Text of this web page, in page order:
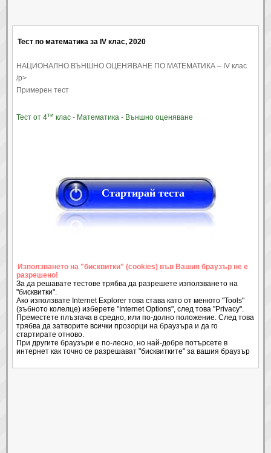
Тест по математика за IV клас, 2020
НАЦИОНАЛНО ВЪНШНО ОЦЕНЯВАНЕ ПО МАТЕМАТИКА – IV клас
/p>
Примерен тест
Тест от 4ти клас - Математика - Външно оценяване
Стартирай теста
Използването на "бисквитки" (cookies) във Вашия браузър не е
разрешено!
За да решавате тестове трябва да разрешете използването на
"бисквитки".
Ако използвате Internet Explorer това става като от менюто "Tools"
(зъбното колелце) изберете "Internet Options", след това "Privacy".
Преместете плъзгача в средно, или по-долно положение. След това
трябва да затворите всички прозорци на браузъра и да го
стартирате отново.
При другите браузъри е по-лесно, но най-добре потърсете в
интернет как точно се разрешават "бисквитките" за вашия браузър